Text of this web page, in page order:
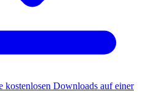
kostenlosen Downloads auf einer